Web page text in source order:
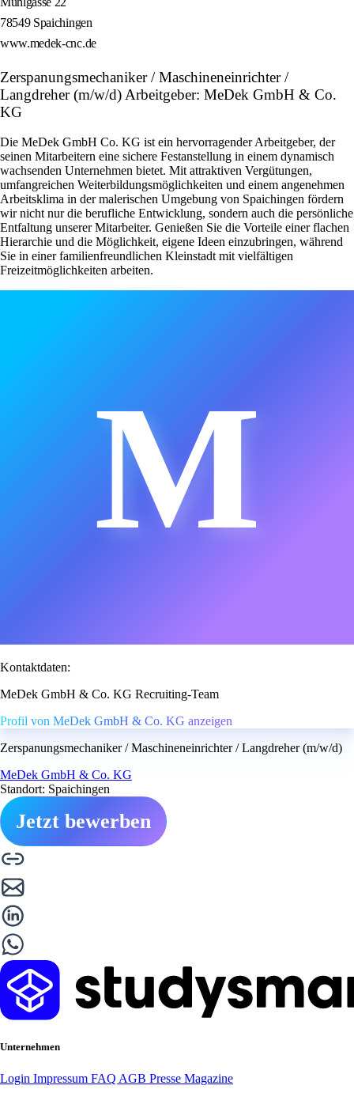
78549 Spaichingen
www.medek-cnc.de
Zerspanungsmechaniker / Maschineneinrichter /
Langdreher (m/w/d) Arbeitgeber: MeDek GmbH & Co.
KG
Die MeDek GmbH Co. KG ist ein hervorragender Arbeitgeber, der
seinen Mitarbeitern eine sichere Festanstellung in einem dynamisch
wachsenden Unternehmen bietet. Mit attraktiven Vergütungen,
umfangreichen Weiterbildungsmöglichkeiten und einem angenehmen
Arbeitsklima in der malerischen Umgebung von Spaichingen fördern
wir nicht nur die berufliche Entwicklung, sondern auch die persönliche
Entfaltung unserer Mitarbeiter. Genießen Sie die Vorteile einer flachen
Hierarchie und die Möglichkeit, eigene Ideen einzubringen, während
Sie in einer familienfreundlichen Kleinstadt mit vielfältigen
Freizeitmöglichkeiten arbeiten.
M
Kontaktdaten:
MeDek GmbH & Co. KG Recruiting-Team
Profil von MeDek GmbH & Co. KG anzeigen
Zerspanungsmechaniker / Maschineneinrichter / Langdreher (m/w/d)
MeDek GmbH & Co. KG
Standort: Spaichingen
Jetzt bewerben
Unternehmen
Login Impressum FAQ AGB Presse Magazine